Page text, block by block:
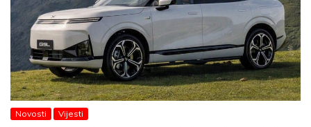
Novosti Vijesti